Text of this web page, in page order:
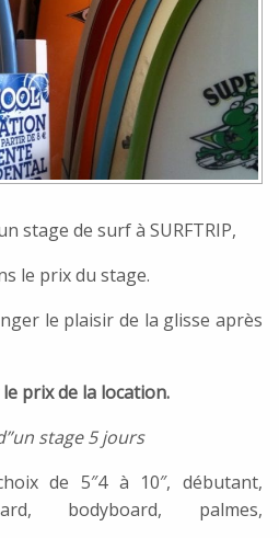
stage de surf à SURFTRIP,
le prix du stage.
le plaisir de la glisse après
prix de la location.
stage 5 jours
de 5″4 à 10″, débutant,
bodyboard, palmes,